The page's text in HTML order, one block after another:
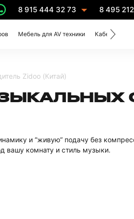
8 915 444 32 73 8 495
Мебель для AV техники Кабели
Zidoo (Китай)
и “живую” подачу без
вашу комнату и стиль музыки.